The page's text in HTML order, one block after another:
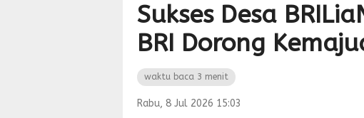
Sukses Desa
BRI Dorong
waktu baca 3 menit
Rabu, 8 Jul 2026 15:03